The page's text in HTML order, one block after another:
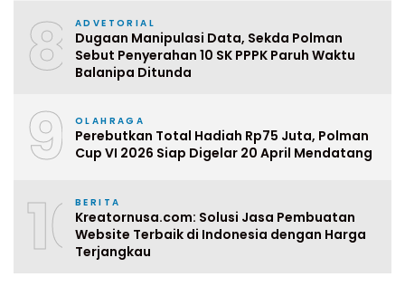
8 ADVETORIAL
Dugaan Manipulasi Data, Sekda Polman
Sebut Penyerahan 10 SK PPPK Paruh Waktu
Balanipa Ditunda
9 OLAHRAGA
Perebutkan Total Hadiah Rp75 Juta, Polman
Cup VI 2026 Siap Digelar 20 April Mendatang
10BERITA
Kreatornusa.com: Solusi Jasa Pembuatan
Website Terbaik di Indonesia dengan Harga
Terjangkau